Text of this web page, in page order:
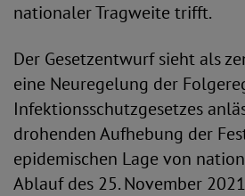
nationaler Tragweite trifft.
Der Gesetzentwurf sieht als
eine Neuregelung der
Infektionsschutzgesetzes
drohenden Aufhebung der
epidemischen Lage von
Ablauf des 25. November